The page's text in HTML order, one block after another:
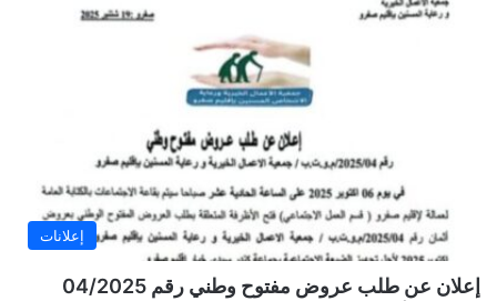
إعلانات
إعلان عن طلب عروض مفتوح وطني رقم 04/2025